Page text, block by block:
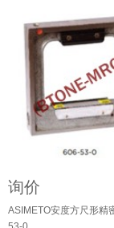
询价
ASIMETO安度方尺形精